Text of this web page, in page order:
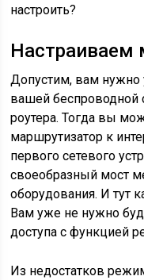
настроить?
Настраиваем
Допустим, вам нужно
вашей беспроводной
роутера. Тогда вы
маршрутизатор к
первого сетевого
своеобразный мост
оборудования. И тут
Вам уже не нужно
доступа с функцией
Из недостатков